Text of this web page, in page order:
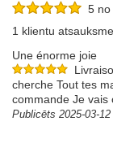
5 no
1 klientu
Une énorme joie
cherche Tout tes
commande Je
Publicēts 2025-03-12